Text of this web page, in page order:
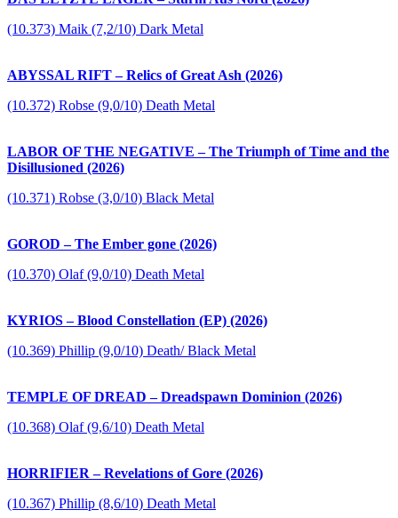
(10.373) Maik (7,2/10) Dark Metal
ABYSSAL RIFT – Relics of Great Ash (2026)
(10.372) Robse (9,0/10) Death Metal
LABOR OF THE NEGATIVE – The Triumph of Time and the
Disillusioned (2026)
(10.371) Robse (3,0/10) Black Metal
GOROD – The Ember gone (2026)
(10.370) Olaf (9,0/10) Death Metal
KYRIOS – Blood Constellation (EP) (2026)
(10.369) Phillip (9,0/10) Death/ Black Metal
TEMPLE OF DREAD – Dreadspawn Dominion (2026)
(10.368) Olaf (9,6/10) Death Metal
HORRIFIER – Revelations of Gore (2026)
(10.367) Phillip (8,6/10) Death Metal